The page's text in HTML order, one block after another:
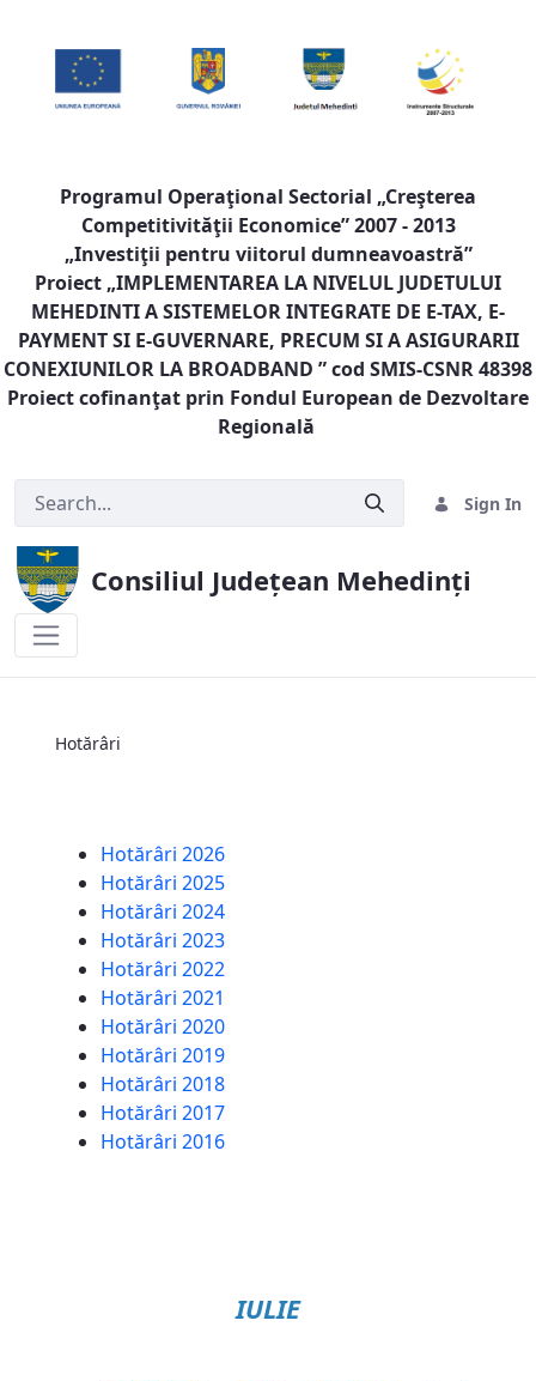
Programul Operaţional Sectorial „Creşterea
Competitivităţii Economice” 2007 - 2013
„Investiţii pentru viitorul dumneavoastră”
Proiect „IMPLEMENTAREA LA NIVELUL JUDETULUI
MEHEDINTI A SISTEMELOR INTEGRATE DE E-TAX, E-
PAYMENT SI E-GUVERNARE, PRECUM SI A ASIGURARII
CONEXIUNILOR LA BROADBAND ” cod SMIS-CSNR 48398
Proiect cofinanţat prin Fondul European de Dezvoltare
Regională
Sign In
Consiliul Județean Mehedinți
Hotărâri
Hotărâri 2026
Hotărâri 2025
Hotărâri 2024
Hotărâri 2023
Hotărâri 2022
Hotărâri 2021
Hotărâri 2020
Hotărâri 2019
Hotărâri 2018
Hotărâri 2017
Hotărâri 2016
IULIE